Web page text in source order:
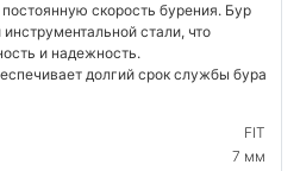
скорость бурения. Бур
стали, что
и надежность.
долгий срок службы бура
FIT
7 мм